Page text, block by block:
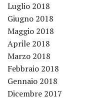
Luglio 2018
Giugno 2018
Maggio 2018
Aprile 2018
Marzo 2018
Febbraio 2018
Gennaio 2018
Dicembre 2017